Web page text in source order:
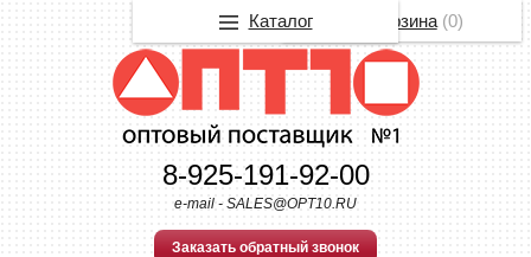
8-925-191-92-00
e-mail - SALES@OPT10.RU
Заказать обратный звонок
Корзина(0)
Каталог